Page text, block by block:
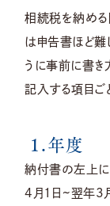
相続税を納め
は申告書ほど難
うに事前に書き
記入する項目ご
1.年度
納付書の左上に
4月1日∼翌年3月